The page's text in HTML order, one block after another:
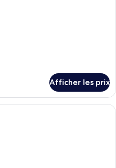
Afficher les prix
Chambre familiale | Literie de